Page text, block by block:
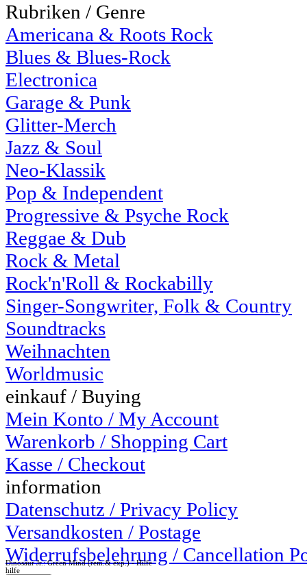
Rubriken / Genre
Americana & Roots Rock
Blues & Blues-Rock
Electronica
Garage & Punk
Glitter-Merch
Jazz & Soul
Neo-Klassik
Pop & Independent
Progressive & Psyche Rock
Reggae & Dub
Rock & Metal
Rock'n'Roll & Rockabilly
Singer-Songwriter, Folk & Country
Soundtracks
Weihnachten
Worldmusic
einkauf / Buying
Mein Konto / My Account
Warenkorb / Shopping Cart
Kasse / Checkout
information
Datenschutz / Privacy Policy
Versandkosten / Postage
Widerrufsbelehrung / Cancellation
Dinosaur Jr.: Green Mind (rem.& exp.) - Hilfe
hilfe